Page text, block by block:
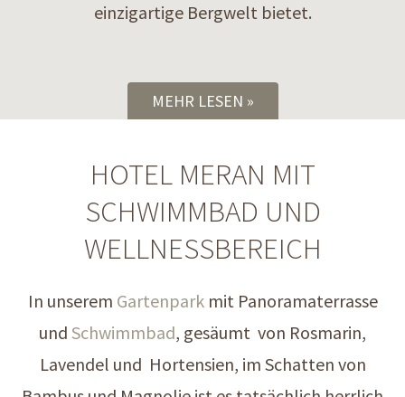
einzigartige Bergwelt bietet.
MEHR LESEN
HOTEL MERAN MIT
SCHWIMMBAD UND
WELLNESSBEREICH
In unserem Gartenparkmit Panoramaterrasse
und Schwimmbad, gesäumt von Rosmarin,
Lavendel und Hortensien, im Schatten von